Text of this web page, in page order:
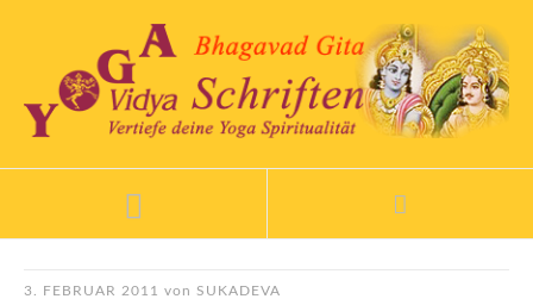
3. FEBRUAR 2011 von SUKADEVA